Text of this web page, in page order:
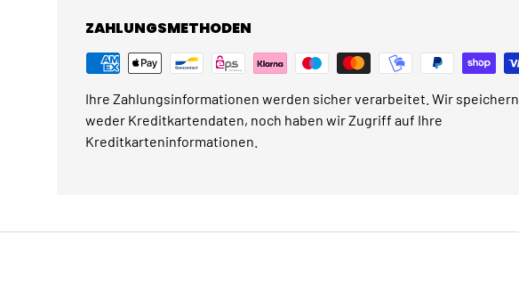
ZAHLUNGSMETHODEN
Ihre Zahlungsinformationen werden sicher verarbeitet. Wir speichern
weder Kreditkartendaten, noch haben wir Zugriff auf Ihre
Kreditkarteninformationen.